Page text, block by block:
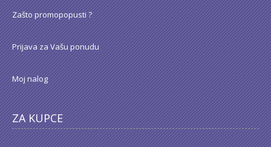
Zašto promopopusti ?
Prijava za Vašu ponudu
Moj nalog
ZA KUPCE